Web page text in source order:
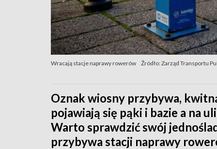
Wracają stacje naprawy rowerów Źródło: Zarząd Transportu
Oznak wiosny przybywa,
pojawiają się pąki i bazie a na
Warto sprawdzić swój
przybywa stacji naprawy